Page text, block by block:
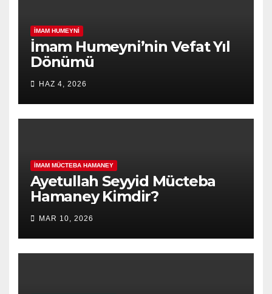
İMAM HUMEYNI
İmam Humeyni’nin Vefat Yıl
Dönümü
HAZ 4, 2026
İMAM MÜCTEBA HAMANEY
Ayetullah Seyyid Mücteba
Hamaney Kimdir?
MAR 10, 2026